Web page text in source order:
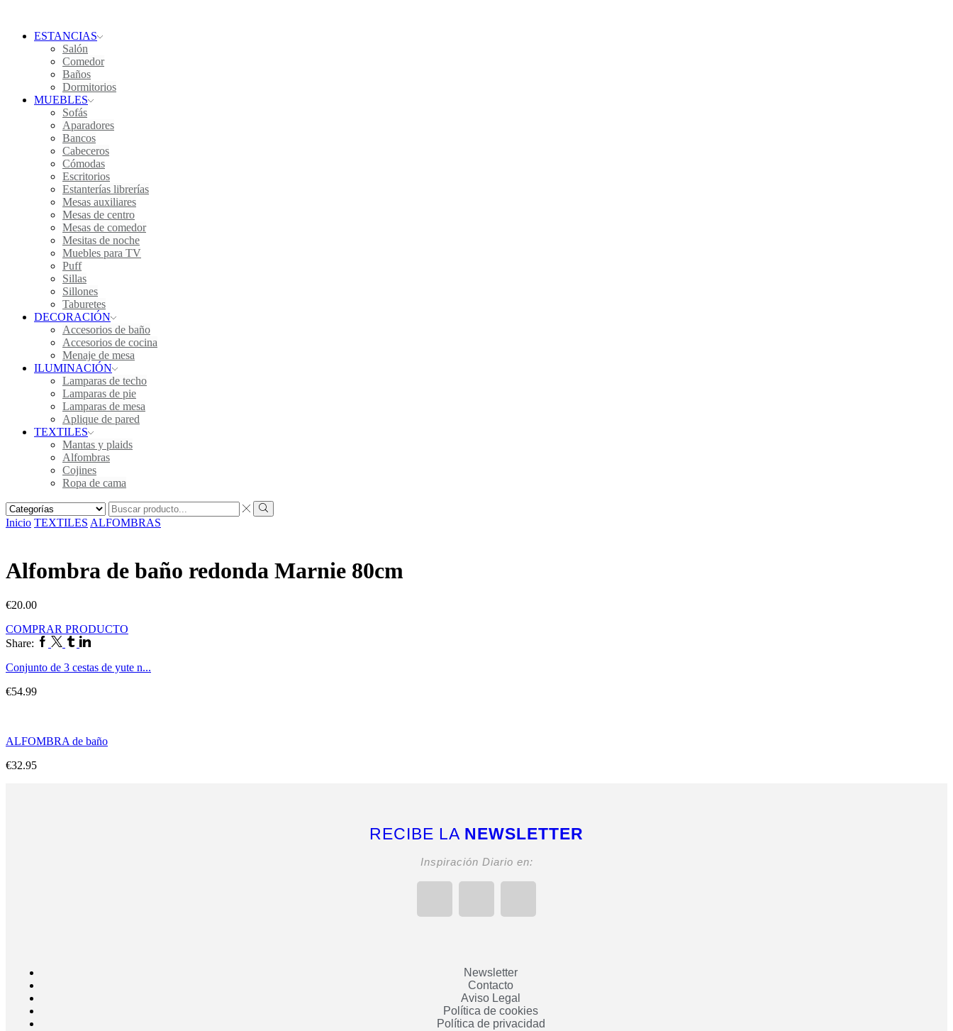
ESTANCIAS
Salón
Comedor
Baños
Dormitorios
MUEBLES
Sofás
Aparadores
Bancos
Cabeceros
Cómodas
Escritorios
Estanterías librerías
Mesas auxiliares
Mesas de centro
Mesas de comedor
Mesitas de noche
Muebles para TV
Puff
Sillas
Sillones
Taburetes
DECORACIÓN
Accesorios de baño
Accesorios de cocina
Menaje de mesa
ILUMINACIÓN
Lamparas de techo
Lamparas de pie
Lamparas de mesa
Aplique de pared
TEXTILES
Mantas y plaids
Alfombras
Cojines
Ropa de cama
Inicio TEXTILES ALFOMBRAS
Alfombra de baño redonda Marnie 80cm
€20.00
COMPRAR PRODUCTO
Share:
Conjunto de 3 cestas de yute n...
€54.99
ALFOMBRA de baño
€32.95
RECIBE LA NEWSLETTER
Inspiración Diario en:
Newsletter
Contacto
Aviso Legal
Política de cookies
Política de privacidad